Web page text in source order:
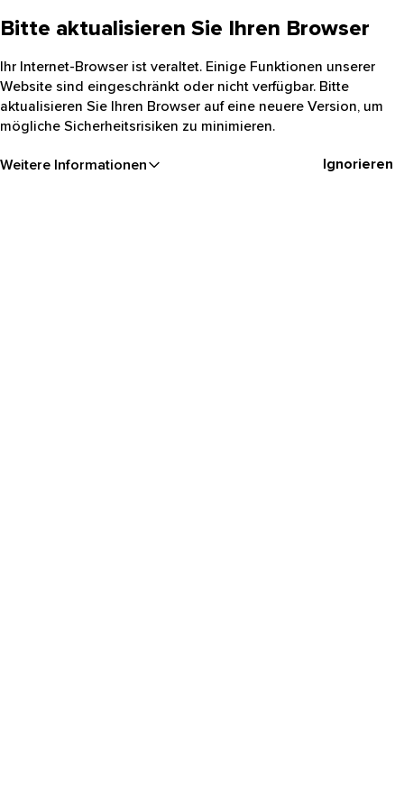
Bitte aktualisieren Sie Ihren Browser
Ihr Internet-Browser ist veraltet. Einige Funktionen unserer
Website sind eingeschränkt oder nicht verfügbar. Bitte
aktualisieren Sie Ihren Browser auf eine neuere Version, um
mögliche Sicherheitsrisiken zu minimieren.
Weitere Informationen Ignorieren